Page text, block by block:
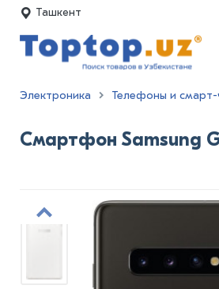
Ташкент
Электроника Телефоны и смарт-
Смартфон Samsung